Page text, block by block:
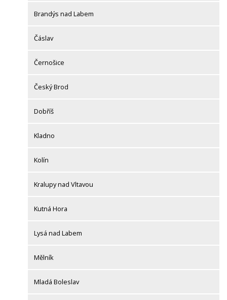
Brandýs nad Labem
Čáslav
Černošice
Český Brod
Dobříš
Kladno
Kolín
Kralupy nad Vltavou
Kutná Hora
Lysá nad Labem
Mělník
Mladá Boleslav